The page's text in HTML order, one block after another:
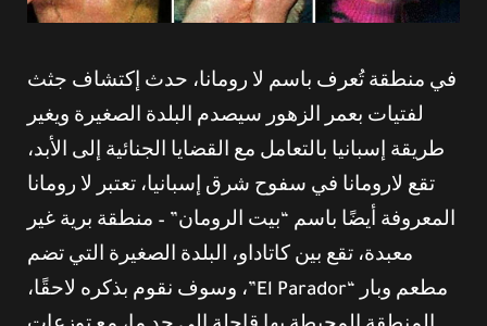
في منطقة تُعرف باسم لا رومانا، حدث إكتشاف جثث
لفتيات بعمر الزهور سيصدم البلدة الصغيرة ويغير
طريقة إسبانيا بالتعامل مع القضايا الجنائية إلى الأبد،
تقع لارومانا في سفوح شرق إسبانيا، تعتبر لا رومانا
المعروفة أيضًا باسم “بيت الرومان” – منطقة برية غير
معبدة، تقع بين كاتاداو، البلدة الصغيرة التي تضم
مطعم وبار “El Parador”، وسوف نقوم بذكره لاحقًا،